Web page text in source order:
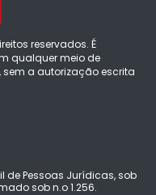
reservados. É
qualquer meio de
a autorização escrita
de Pessoas Jurídicas, sob
sob n.o 1.256.